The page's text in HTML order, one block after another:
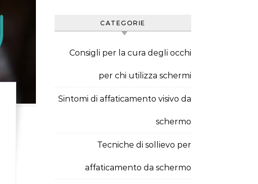
CATEGORIE
Consigli per la cura degli occhi
per chi utilizza schermi
Sintomi di affaticamento visivo da
schermo
Tecniche di sollievo per
affaticamento da schermo